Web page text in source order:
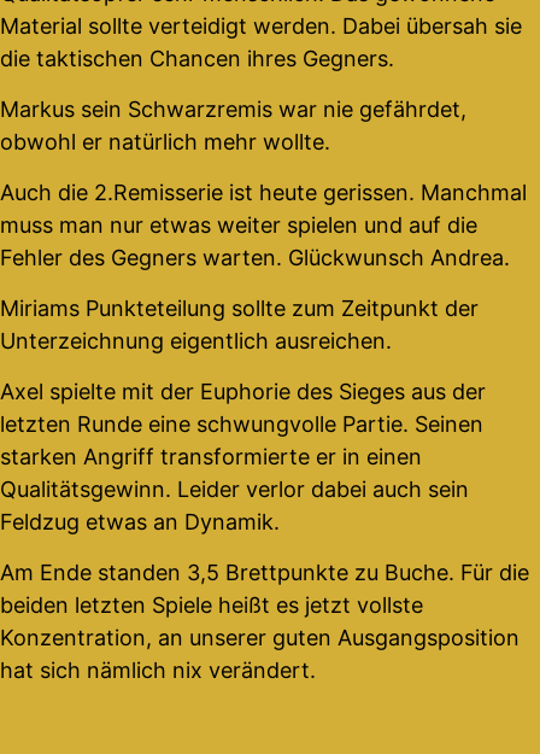
Material sollte verteidigt werden. Dabei übersah sie
die taktischen Chancen ihres Gegners.
Markus sein Schwarzremis war nie gefährdet,
obwohl er natürlich mehr wollte.
Auch die 2.Remisserie ist heute gerissen. Manchmal
muss man nur etwas weiter spielen und auf die
Fehler des Gegners warten. Glückwunsch Andrea.
Miriams Punkteteilung sollte zum Zeitpunkt der
Unterzeichnung eigentlich ausreichen.
Axel spielte mit der Euphorie des Sieges aus der
letzten Runde eine schwungvolle Partie. Seinen
starken Angriff transformierte er in einen
Qualitätsgewinn. Leider verlor dabei auch sein
Feldzug etwas an Dynamik.
Am Ende standen 3,5 Brettpunkte zu Buche. Für die
beiden letzten Spiele heißt es jetzt vollste
Konzentration, an unserer guten Ausgangsposition
hat sich nämlich nix verändert.